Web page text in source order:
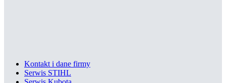
Kontakt i dane firmy
Serwis STIHL